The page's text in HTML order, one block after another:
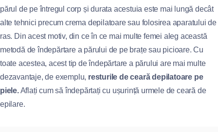
părul de pe întregul corp și durata acestuia este mai lungă decât
alte tehnici precum crema depilatoare sau folosirea aparatului de
ras. Din acest motiv, din ce în ce mai multe femei aleg această
metodă de îndepărtare a părului de pe brațe sau picioare. Cu
toate acestea, acest tip de îndepărtare a părului are mai multe
dezavantaje, de exemplu, resturile de ceară depilatoare pe
piele.Aflați cum să îndepărtați cu ușurință urmele de ceară de
epilare.